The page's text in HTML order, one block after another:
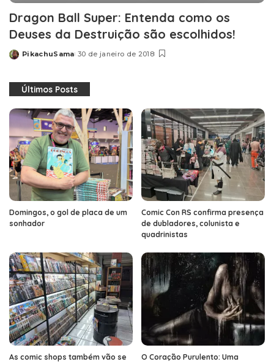
Dragon Ball Super: Entenda como os
Deuses da Destruição são escolhidos!
Posted
PikachuSama 30 de janeiro de 2018
Últimos Posts
Domingos, o gol de placa de um
sonhador
Comic Con RS confirma presença
de dubladores, colunista e
quadrinistas
As comic shops também vão se
O Coração Purulento: Uma